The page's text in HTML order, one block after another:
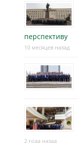
перспективу
10 месяцев назад
2 года назад